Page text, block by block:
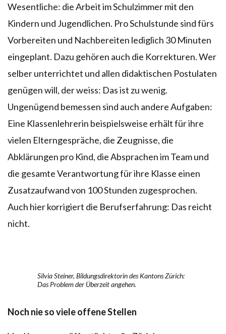
Wesentliche: die Arbeit im Schulzimmer mit den
Kindern und Jugendlichen. Pro Schulstunde sind fürs
Vorbereiten und Nachbereiten lediglich 30 Minuten
eingeplant. Dazu gehören auch die Korrekturen. Wer
selber unterrichtet und allen didaktischen Postulaten
genügen will, der weiss: Das ist zu wenig.
Ungenügend bemessen sind auch andere Aufgaben:
Eine Klassenlehrerin beispielsweise erhält für ihre
vielen Elterngespräche, die Zeugnisse, die
Abklärungen pro Kind, die Absprachen im Team und
die gesamte Verantwortung für ihre Klasse einen
Zusatzaufwand von 100 Stunden zugesprochen.
Auch hier korrigiert die Berufserfahrung: Das reicht
nicht.
Silvia Steiner, Bildungsdirektorin des Kantons Zürich:
Das Problem der Überzeit angehen.
Noch nie so viele offene Stellen